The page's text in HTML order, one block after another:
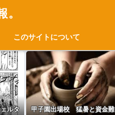
このサイトについて
ルタ
甲子園出場校 猛暑と資金難